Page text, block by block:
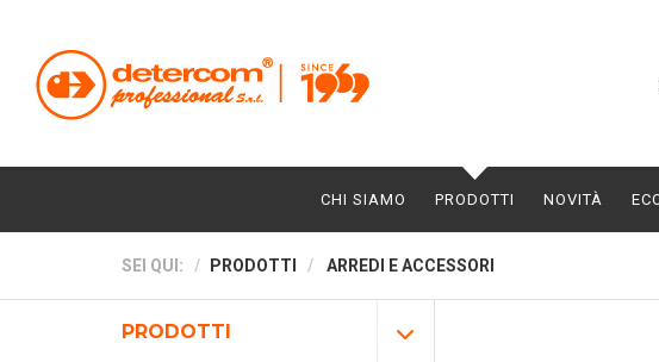
CHI SIAMO PRODOTTI NOVITÀ
SEI QUI: PRODOTTI ARREDI E ACCESSORI
PRODOTTI